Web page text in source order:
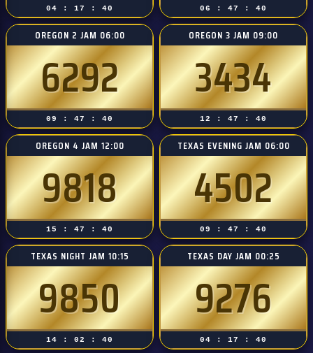
04 : 17 : 39 06 : 47 : 39
OREGON 2 JAM 06:00
6292
09 : 47 : 39
OREGON 3 JAM 09:00
3434
12 : 47 : 39
OREGON 4 JAM 12:00
9818
15 : 47 : 39
TEXAS EVENING JAM 06:00
4502
09 : 47 : 39
TEXAS NIGHT JAM 10:15
9850
14 : 02 : 39
TEXAS DAY JAM 00:25
9276
04 : 17 : 39